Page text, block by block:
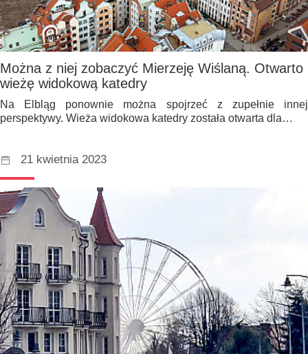
Można z niej zobaczyć Mierzeję Wiślaną. Otwarto
wieżę widokową katedry
Na Elbląg ponownie można spojrzeć z zupełnie innej
perspektywy. Wieża widokowa katedry została otwarta dla…
21 kwietnia 2023